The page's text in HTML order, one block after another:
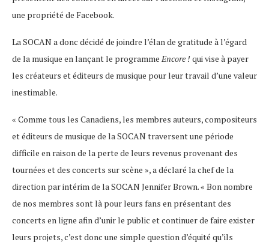
une propriété de Facebook.
La SOCAN a donc décidé de joindre l’élan de gratitude à l’égard
de la musique en lançant le programme Encore !qui vise à payer
les créateurs et éditeurs de musique pour leur travail d’une valeur
inestimable.
« Comme tous les Canadiens, les membres auteurs, compositeurs
et éditeurs de musique de la SOCAN traversent une période
difficile en raison de la perte de leurs revenus provenant des
tournées et des concerts sur scène », a déclaré la chef de la
direction par intérim de la SOCAN Jennifer Brown. « Bon nombre
de nos membres sont là pour leurs fans en présentant des
concerts en ligne afin d’unir le public et continuer de faire exister
leurs projets, c’est donc une simple question d’équité qu’ils